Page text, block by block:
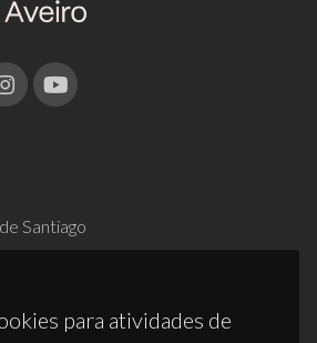
para atividades de
Santiago